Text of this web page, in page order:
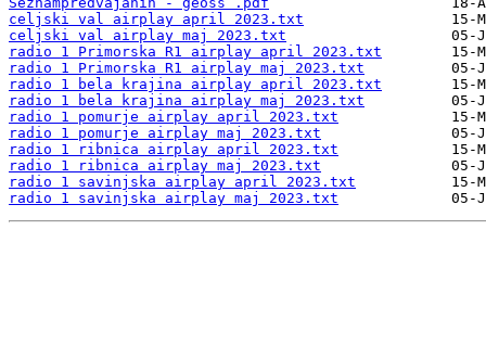
celjski val airplay april 2023.txt
celjski val airplay maj 2023.txt
radio 1 Primorska R1 airplay april 2023.txt
radio 1 Primorska R1 airplay maj 2023.txt
radio 1 bela krajina airplay april 2023.txt
radio 1 bela krajina airplay maj 2023.txt
radio 1 pomurje airplay april 2023.txt
radio 1 pomurje airplay maj 2023.txt
radio 1 ribnica airplay april 2023.txt
radio 1 ribnica airplay maj 2023.txt
radio 1 savinjska airplay april 2023.txt
radio 1 savinjska airplay maj 2023.txt